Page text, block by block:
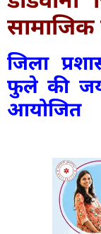
जिला
फुले की
आयोजित